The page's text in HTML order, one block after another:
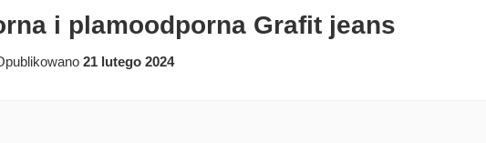
i plamoodporna Grafit jeans
21 lutego 2024